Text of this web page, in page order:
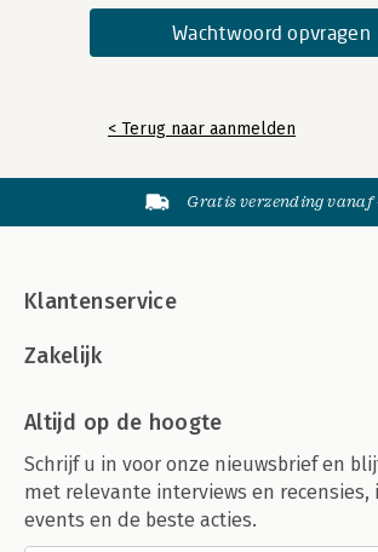
< Terug naar aanmelden
Gratis verzending vanaf
Klantenservice
Zakelijk
Altijd op de hoogte
Schrijf u in voor onze nieuwsbrief en
met relevante interviews en recensies,
events en de beste acties.